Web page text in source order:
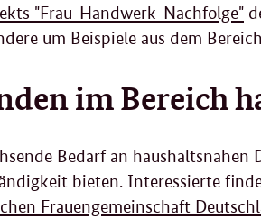
"Frau-Handwerk-Nachfolge"
um Beispiele aus dem
im Bereich
Bedarf an
bieten. Interessierte
Frauengemeinschaft